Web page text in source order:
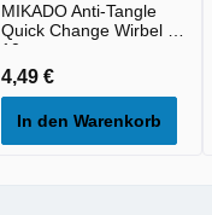
MIKADO Anti-Tangle
Quick Change Wirbel 8 -
10st
4,49 €
In den Warenkorb